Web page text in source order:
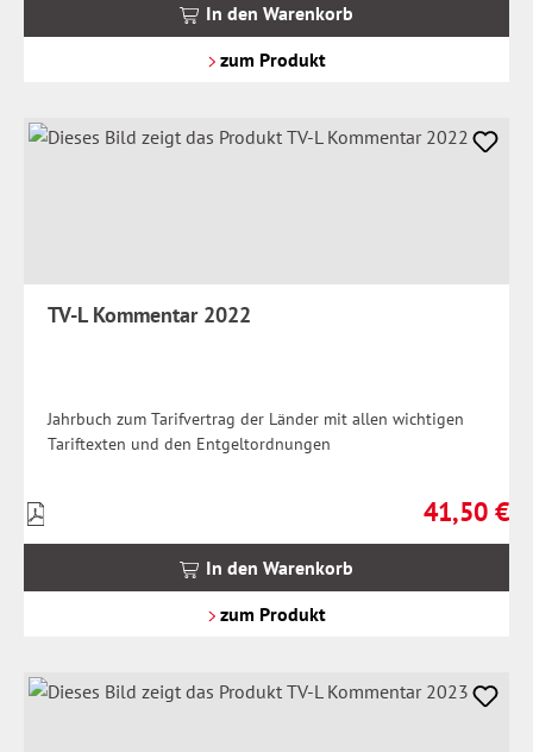
In den Warenkorb
zum Produkt
TV-L Kommentar 2022
Jahrbuch zum Tarifvertrag der Länder mit allen wichtigen
Tariftexten und den Entgeltordnungen
Regulärer
41,50 €
Preise
inkl.
In den Warenkorb
zum Produkt